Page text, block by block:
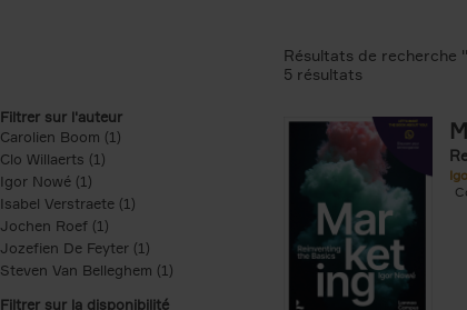
Filtrer sur l'auteur
Carolien Boom (1)
Clo Willaerts (1)
Igor Nowé (1)
Isabel Verstraete (1) Apply Isabel Verstraete filter
Jochen Roef (1)
Jozefien De Feyter (1) Apply Jozefien De Feyter filter
Steven Van Belleghem (1) Apply Steven Van Belleghem filter
Filtrer sur la disponibilité
Résultats de recherche ''
5 résultats